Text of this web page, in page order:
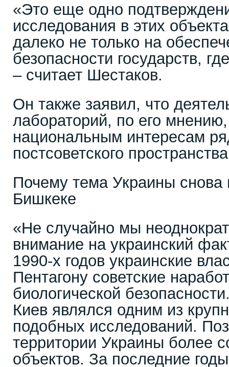
«Это еще одно
исследования в этих
далеко не только на
безопасности государств,
– считает Шестаков.
Он также заявил, что
лабораторий, по его
национальным интересам
постсоветского
Почему тема Украины снова
Бишкеке
«Не случайно мы
внимание на украинский
1990-х годов украинские
Пентагону советские
биологической
Киев являлся одним из
подобных исследований.
территории Украины более
объектов. За последние